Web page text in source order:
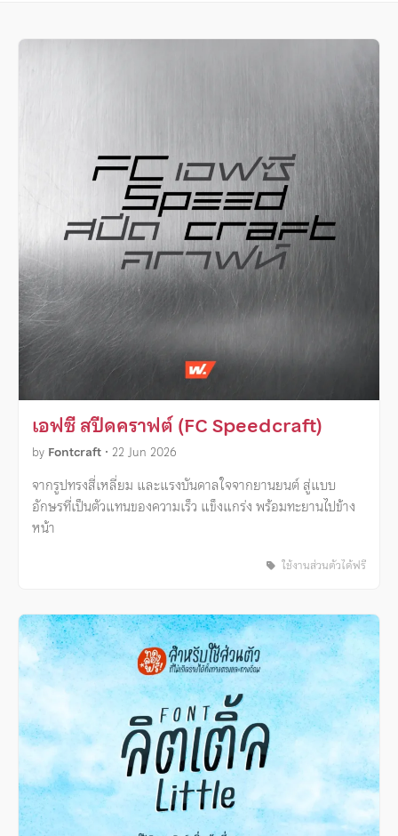
เอฟซี สปีดคราฟต์ (FC Speedcraft)
by Fontcraft • 22 Jun 2026
จากรูปทรงสี่เหลี่ยม และแรงบันดาลใจจากยานยนต์ สู่แบบ
อักษรที่เป็นตัวแทนของความเร็ว แข็งแกร่ง พร้อมทะยานไปข้าง
หน้า
ใช้งานส่วนตัวได้ฟรี